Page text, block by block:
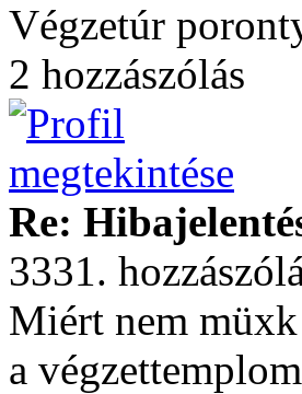
Végzetúr
2 hozzászólás
Re:
3331.
Miért nem müxk
a